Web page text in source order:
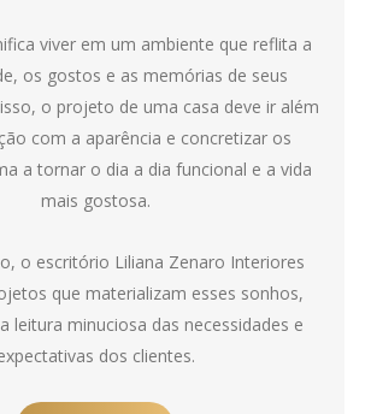
viver em um ambiente que reflita a
os gostos e as memórias de seus
o projeto de uma casa deve ir além
com a aparência e concretizar os
a tornar o dia a dia funcional e a vida
mais gostosa.
o escritório Liliana Zenaro Interiores
que materializam esses sonhos,
leitura minuciosa das necessidades e
dos clientes.